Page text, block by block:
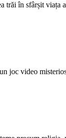
trăi în sfârșit viața
joc video